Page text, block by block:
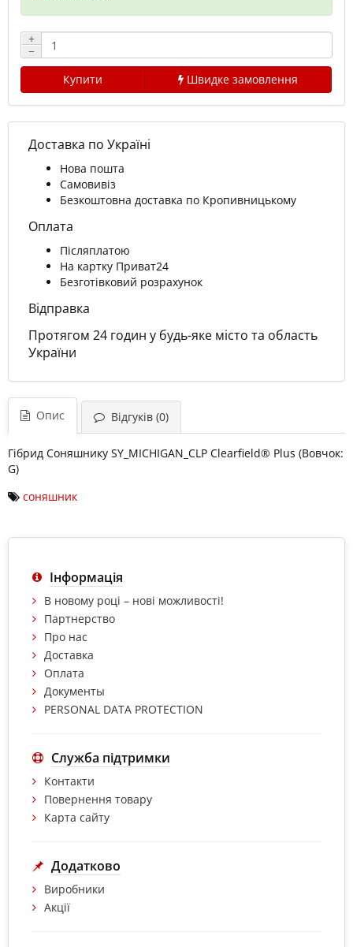
+
−
Купити
Швидке замовлення
Доставка по Україні
Нова пошта
Самовивіз
Безкоштовна доставка по Кропивницькому
Оплата
Післяплатою
На картку Приват24
Безготівковий розрахунок
Відправка
Протягом 24 годин у будь-яке місто та область
України
Опис Відгуків (0)
Гібрид Соняшнику SY_MICHIGAN_CLP Clearfield® Plus (Вовчок:
G)
cоняшник
Інформація
В новому році – нові можливості!
Партнерство
Про нас
Доставка
Оплата
Документы
PERSONAL DATA PROTECTION
Служба підтримки
Контакти
Повернення товару
Карта сайту
Додатково
Виробники
Акції